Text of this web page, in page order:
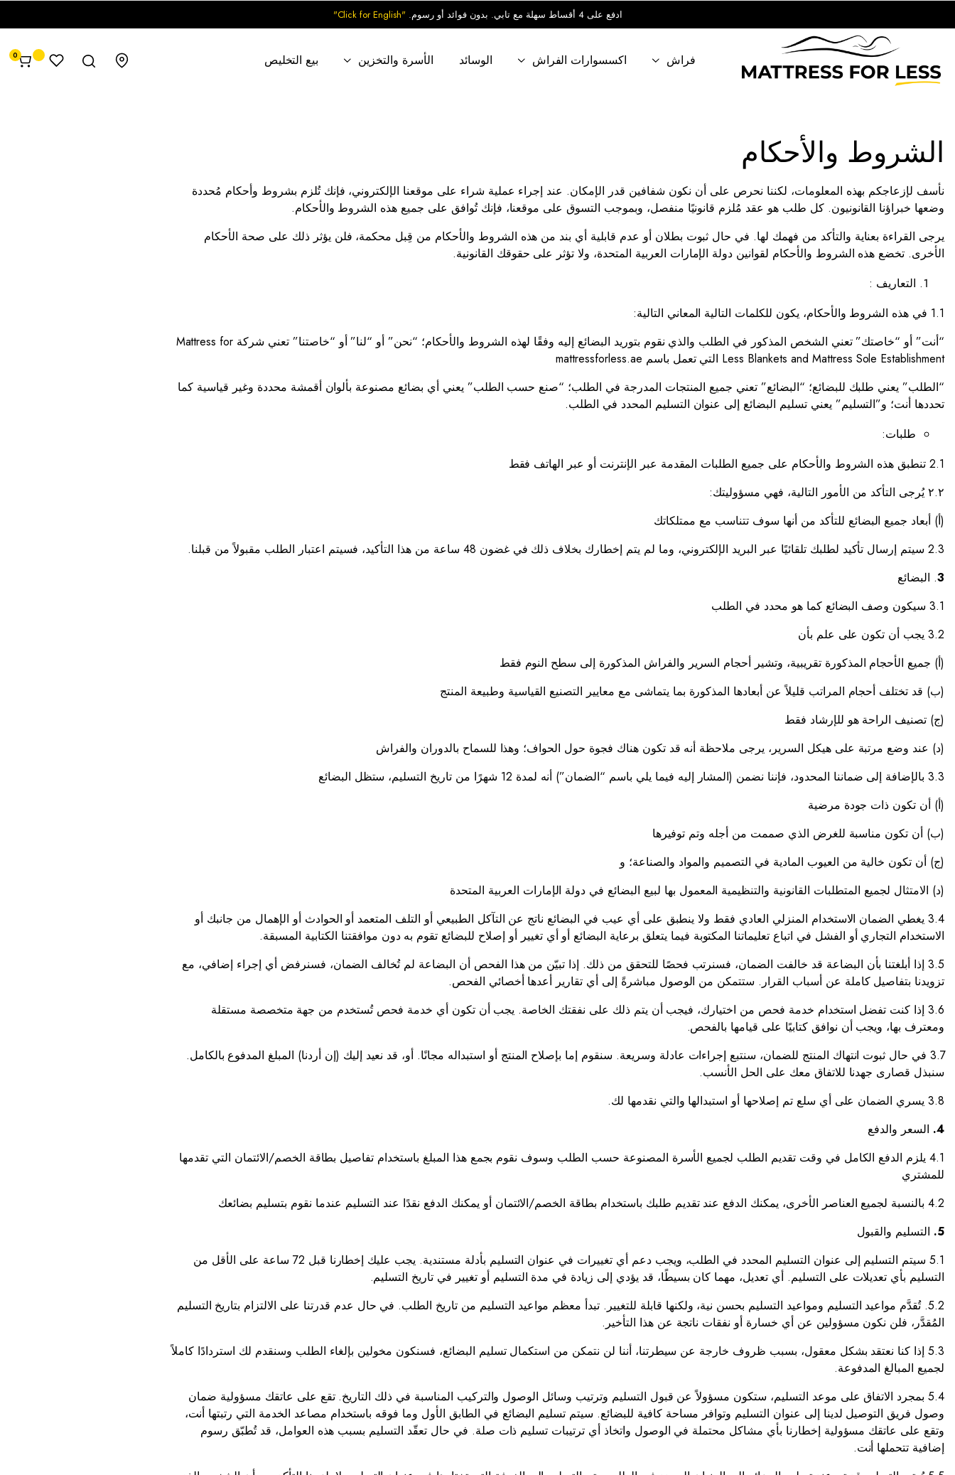
ادفع على 4 أقساط سهلة مع تابي. بدون فوائد أو رسوم. "Click for English"
فراش اكسسوارات الفراش الوسائد الأسرة والتخزين بيع التخليص 0
الشروط والأحكام
نأسف لإزعاجكم بهذه المعلومات، لكننا نحرص على أن نكون شفافين قدر الإمكان. عند إجراء عملية شراء على موقعنا الإلكتروني، فإنك تُلزم بشروط وأحكام مُحددة
وضعها خبراؤنا القانونيون. كل طلب هو عقد مُلزم قانونيًا منفصل، وبموجب التسوق على موقعنا، فإنك تُوافق على جميع هذه الشروط والأحكام.
يرجى القراءة بعناية والتأكد من فهمك لها. في حال ثبوت بطلان أو عدم قابلية أي بند من هذه الشروط والأحكام من قِبل محكمة، فلن يؤثر ذلك على صحة الأحكام
الأخرى. تخضع هذه الشروط والأحكام لقوانين دولة الإمارات العربية المتحدة، ولا تؤثر على حقوقك القانونية.
التعاريف :
1.1 في هذه الشروط والأحكام، يكون للكلمات التالية المعاني التالية:
“أنت” أو “خاصتك” تعني الشخص المذكور في الطلب والذي نقوم بتوريد البضائع إليه وفقًا لهذه الشروط والأحكام؛ “نحن” أو “لنا” أو “خاصتنا” تعني شركة Mattress for
Less Blankets and Mattress Sole Establishment التي تعمل باسم mattressforless.ae
“الطلب” يعني طلبك للبضائع؛ “البضائع” تعني جميع المنتجات المدرجة في الطلب؛ “صنع حسب الطلب” يعني أي بضائع مصنوعة بألوان أقمشة محددة وغير قياسية كما
تحددها أنت؛ و”التسليم” يعني تسليم البضائع إلى عنوان التسليم المحدد في الطلب.
طلبات:
2.1 تنطبق هذه الشروط والأحكام على جميع الطلبات المقدمة عبر الإنترنت أو عبر الهاتف فقط
٢.٢ يُرجى التأكد من الأمور التالية، فهي مسؤوليتك:
(أ) أبعاد جميع البضائع للتأكد من أنها سوف تتناسب مع ممتلكاتك
2.3 سيتم إرسال تأكيد لطلبك تلقائيًا عبر البريد الإلكتروني، وما لم يتم إخطارك بخلاف ذلك في غضون 48 ساعة من هذا التأكيد، فسيتم اعتبار الطلب مقبولاً من قبلنا.
3. البضائع
3.1 سيكون وصف البضائع كما هو محدد في الطلب
3.2 يجب أن تكون على علم بأن
(أ) جميع الأحجام المذكورة تقريبية، وتشير أحجام السرير والفراش المذكورة إلى سطح النوم فقط
(ب) قد تختلف أحجام المراتب قليلاً عن أبعادها المذكورة بما يتماشى مع معايير التصنيع القياسية وطبيعة المنتج
(ج) تصنيف الراحة هو للإرشاد فقط
(د) عند وضع مرتبة على هيكل السرير، يرجى ملاحظة أنه قد تكون هناك فجوة حول الحواف؛ وهذا للسماح بالدوران والفراش
3.3 بالإضافة إلى ضماننا المحدود، فإننا نضمن (المشار إليه فيما يلي باسم “الضمان”) أنه لمدة 12 شهرًا من تاريخ التسليم، ستظل البضائع
(أ) أن تكون ذات جودة مرضية
(ب) أن تكون مناسبة للغرض الذي صممت من أجله وتم توفيرها
(ج) أن تكون خالية من العيوب المادية في التصميم والمواد والصناعة؛ و
(د) الامتثال لجميع المتطلبات القانونية والتنظيمية المعمول بها لبيع البضائع في دولة الإمارات العربية المتحدة
3.4 يغطي الضمان الاستخدام المنزلي العادي فقط ولا ينطبق على أي عيب في البضائع ناتج عن التآكل الطبيعي أو التلف المتعمد أو الحوادث أو الإهمال من جانبك أو
الاستخدام التجاري أو الفشل في اتباع تعليماتنا المكتوبة فيما يتعلق برعاية البضائع أو أي تغيير أو إصلاح للبضائع تقوم به دون موافقتنا الكتابية المسبقة.
3.5 إذا أبلغتنا بأن البضاعة قد خالفت الضمان، فسنرتب فحصًا للتحقق من ذلك. إذا تبيّن من هذا الفحص أن البضاعة لم تُخالف الضمان، فسنرفض أي إجراء إضافي، مع
تزويدنا بتفاصيل كاملة عن أسباب القرار. ستتمكن من الوصول مباشرةً إلى أي تقارير أعدها أخصائي الفحص.
3.6 إذا كنت تفضل استخدام خدمة فحص من اختيارك، فيجب أن يتم ذلك على نفقتك الخاصة. يجب أن تكون أي خدمة فحص تُستخدم من جهة متخصصة مستقلة
ومعترف بها، ويجب أن نوافق كتابيًا على قيامها بالفحص.
3.7 في حال ثبوت انتهاك المنتج للضمان، سنتبع إجراءات عادلة وسريعة. سنقوم إما بإصلاح المنتج أو استبداله مجانًا. أو، قد نعيد إليك (إن أردنا) المبلغ المدفوع بالكامل.
سنبذل قصارى جهدنا للاتفاق معك على الحل الأنسب.
3.8 يسري الضمان على أي سلع تم إصلاحها أو استبدالها والتي نقدمها لك.
4. السعر والدفع
4.1 يلزم الدفع الكامل في وقت تقديم الطلب لجميع الأسرة المصنوعة حسب الطلب وسوف نقوم بجمع هذا المبلغ باستخدام تفاصيل بطاقة الخصم/الائتمان التي تقدمها
للمشتري
4.2 بالنسبة لجميع العناصر الأخرى، يمكنك الدفع عند تقديم طلبك باستخدام بطاقة الخصم/الائتمان أو يمكنك الدفع نقدًا عند التسليم عندما نقوم بتسليم بضائعك
5. التسليم والقبول
5.1 سيتم التسليم إلى عنوان التسليم المحدد في الطلب، ويجب دعم أي تغييرات في عنوان التسليم بأدلة مستندية. يجب عليك إخطارنا قبل 72 ساعة على الأقل من
التسليم بأي تعديلات على التسليم. أي تعديل، مهما كان بسيطًا، قد يؤدي إلى زيادة في مدة التسليم أو تغيير في تاريخ التسليم.
5.2. تُقدَّم مواعيد التسليم ومواعيد التسليم بحسن نية، ولكنها قابلة للتغيير. تبدأ معظم مواعيد التسليم من تاريخ الطلب. في حال عدم قدرتنا على الالتزام بتاريخ التسليم
المُقدَّر، فلن نكون مسؤولين عن أي خسارة أو نفقات ناتجة عن هذا التأخير.
5.3 إذا كنا نعتقد بشكل معقول، بسبب ظروف خارجة عن سيطرتنا، أننا لن نتمكن من استكمال تسليم البضائع، فسنكون مخولين بإلغاء الطلب وسنقدم لك استردادًا كاملاً
لجميع المبالغ المدفوعة.
5.4 بمجرد الاتفاق على موعد التسليم، ستكون مسؤولاً عن قبول التسليم وترتيب وسائل الوصول والتركيب المناسبة في ذلك التاريخ. تقع على عاتقك مسؤولية ضمان
وصول فريق التوصيل لدينا إلى عنوان التسليم وتوافر مساحة كافية للبضائع. سيتم تسليم البضائع في الطابق الأول وما فوقه باستخدام مصاعد الخدمة التي رتبتها أنت،
وتقع على عاتقك مسؤولية إخطارنا بأي مشاكل محتملة في الوصول واتخاذ أي ترتيبات تسليم ذات صلة. في حال تعقّد التسليم بسبب هذه العوامل، قد تُطبّق رسوم
إضافية تتحملها أنت.